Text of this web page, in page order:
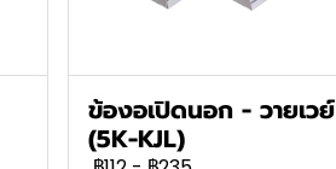
ข้องอเปิดนอก - วายเวย์
(5K-KJL)